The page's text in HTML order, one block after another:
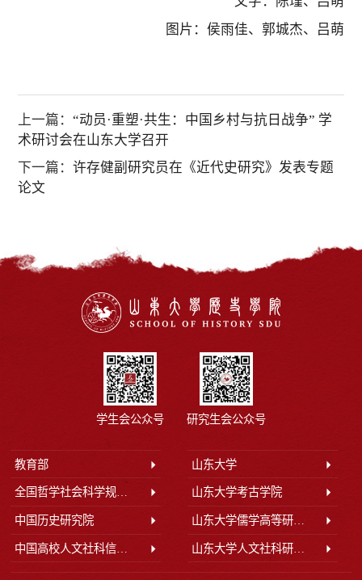
图片：侯雨佳、郭城杰、吕萌
上一篇：“动员·重塑·共生：中国乡村与抗日战争” 学
术研讨会在山东大学召开
下一篇：许存健副研究员在《近代史研究》发表专题
论文
学生会公众号 研究生会公众号
教育部 山东大学
全国哲学社会科学规划办公室 山东大学考古学院
中国历史研究院 山东大学儒学高等研究院
中国高校人文社科信息网 山东大学人文社科研究院